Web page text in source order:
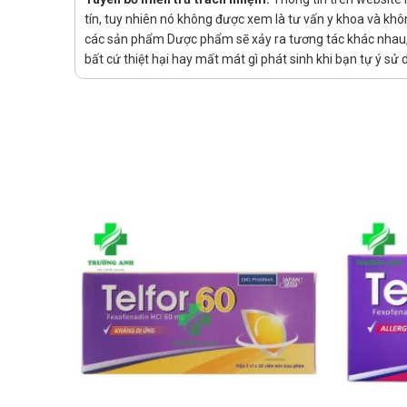
Nếu đã quên liều hãy sử dụng ngay khi nhớ ra,
Chống chỉ định của
Glaucoma góc đóng.
Không sử dụng nếu có tiền sử mẫn cảm với bất
An thần, ngủ gà; tác động cholinergic; hạ huyết áp
Thông báo với bác sĩ các tác dụng không mong
Tương tác
Rượu, thuốc ức chế hệ thần kinh trung ương,
Thông tin với bác sĩ nhữnh sản phẩm, thuốc mà
Khi sử dụng Dexclorpheniramin
tín, tuy nhiên nó không được xem là tư vấn y khoa và
các sản phẩm Dược phẩm sẽ xảy ra tương tác khác
bất cứ thiệt hại hay mất mát gì phát sinh khi bạn tự ý sử